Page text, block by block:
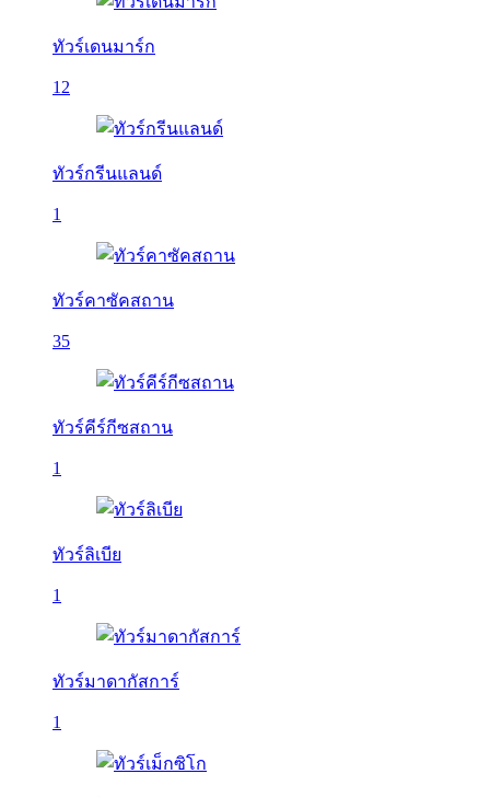
ทัวร์เดนมาร์ก
12
ทัวร์กรีนแลนด์
1
ทัวร์คาซัคสถาน
35
ทัวร์คีร์กีซสถาน
1
ทัวร์ลิเบีย
1
ทัวร์มาดากัสการ์
1